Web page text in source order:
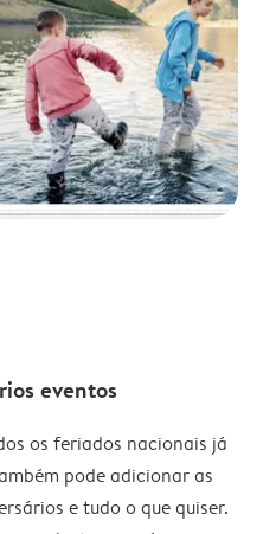
eventos
os feriados nacionais já
pode adicionar as
e tudo o que quiser.